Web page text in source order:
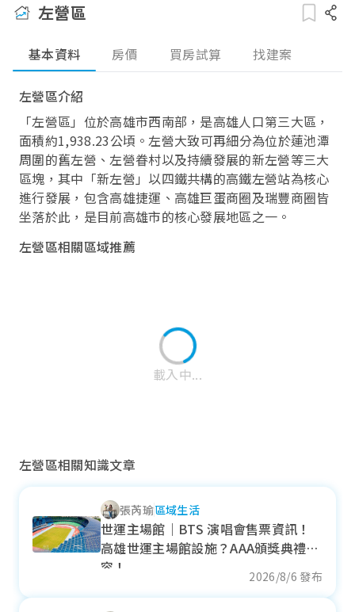
左營區
基本資料 房價 買房試算 找建案
左營區介紹
「左營區」位於高雄市西南部，是高雄人口第三大區，
面積約1,938.23公頃。左營大致可再細分為位於蓮池潭
周圍的舊左營、左營眷村以及持續發展的新左營等三大
區塊，其中「新左營」以四鐵共構的高鐵左營站為核心
進行發展，包含高雄捷運、高雄巨蛋商圈及瑞豐商圈皆
坐落於此，是目前高雄市的核心發展地區之一。
左營區相關區域推薦
載入中...
92期重劃區
近一年成交單價
左營區相關知識文章
張芮瑜區域生活
世運主場館｜BTS 演唱會售票資訊！
高雄世運主場館設施？AAA頒獎典禮陣
容！
2026/8/6 發布